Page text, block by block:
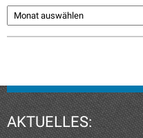
AKTUELLES: